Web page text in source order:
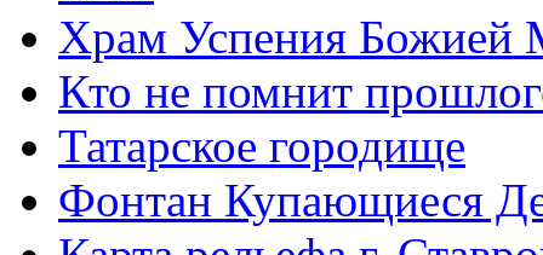
Храм Успения Божией
Кто не помнит
Татарское городище
Фонтан Купающиеся